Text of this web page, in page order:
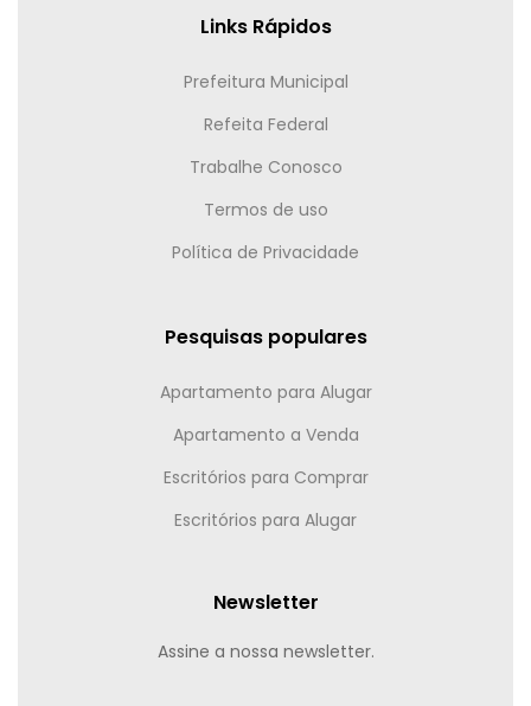
Links Rápidos
Prefeitura Municipal
Refeita Federal
Trabalhe Conosco
Termos de uso
Política de Privacidade
Pesquisas populares
Apartamento para Alugar
Apartamento a Venda
Escritórios para Comprar
Escritórios para Alugar
Newsletter
Assine a nossa newsletter.